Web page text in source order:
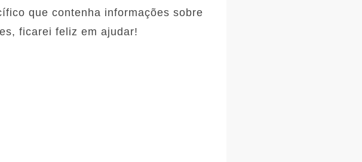
que contenha informações sobre
ficarei feliz em ajudar!